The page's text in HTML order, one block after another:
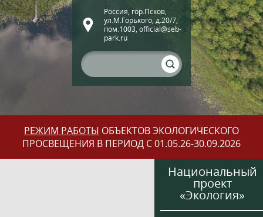
Россия, гор.Псков,
ул.М.Горького, д.20/7,
пом.1003, official@seb-
park.ru
РЕЖИМ РАБОТЫ ОБЪЕКТОВ ЭКОЛОГИЧЕСКОГО
ПРОСВЕЩЕНИЯ В ПЕРИОД С 01.05.26-30.09.2026
Национальный
проект
«Экология»